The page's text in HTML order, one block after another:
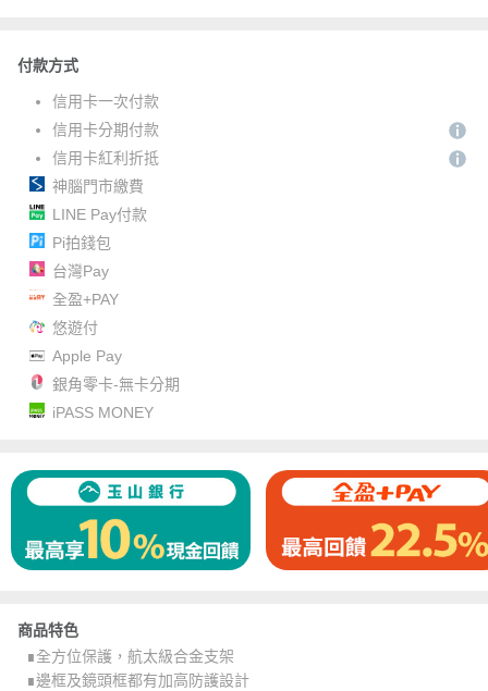
付款方式
信用卡一次付款
信用卡分期付款
信用卡紅利折抵
神腦門市繳費
LINE Pay付款
Pi拍錢包
台灣Pay
全盈+PAY
悠遊付
Apple Pay
銀角零卡-無卡分期
iPASS MONEY
商品特色
∎全方位保護，航太級合金支架
∎邊框及鏡頭框都有加高防護設計